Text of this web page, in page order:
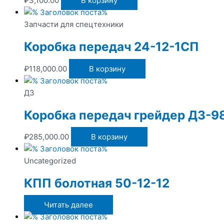
Запчасти для спецтехники
Коробка передач 24-12-1СП
₽118,000.00 В корзину
ДЗ
Коробка передач грейдер ДЗ-
₽285,000.00 В корзину
Uncategorized
КПП болотная 50-12-12
Читать далее